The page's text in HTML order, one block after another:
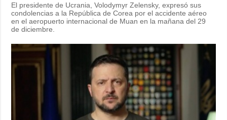
El presidente de Ucrania, Volodymyr Zelensky, expresó sus
condolencias a la República de Corea por el accidente aéreo
en el aeropuerto internacional de Muan en la mañana del 29
de diciembre.